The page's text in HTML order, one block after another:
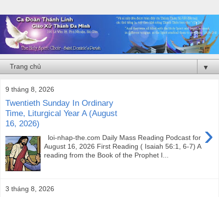
▼
9 tháng 8, 2026
Twentieth Sunday In Ordinary
Time, Liturgical Year A (August
16, 2026)
›
loi-nhap-the.com Daily Mass Reading Podcast for
August 16, 2026 First Reading ( Isaiah 56:1, 6-7) A
reading from the Book of the Prophet I...
3 tháng 8, 2026